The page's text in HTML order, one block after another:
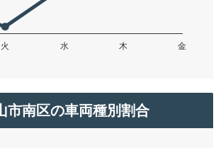
市南区の車両種別割合